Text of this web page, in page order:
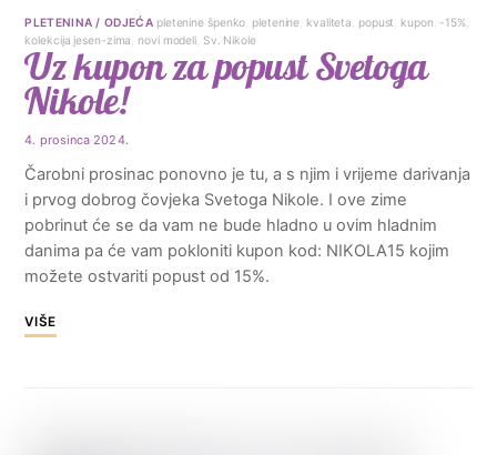
PLETENINA / ODJEĆA pletenine špenko pletenine kvaliteta popust kupon -15%
kolekcija jesen-zima
novi modeli Sv. Nikole
Uz kupon za popust Svetoga
Nikole!
4. prosinca 2024.
Čarobni prosinac ponovno je tu, a s njim i vrijeme darivanja
i prvog dobrog čovjeka Svetoga Nikole. I ove zime
pobrinut će se da vam ne bude hladno u ovim hladnim
danima pa će vam pokloniti kupon kod: NIKOLA15 kojim
možete ostvariti popust od 15%.
VIŠE